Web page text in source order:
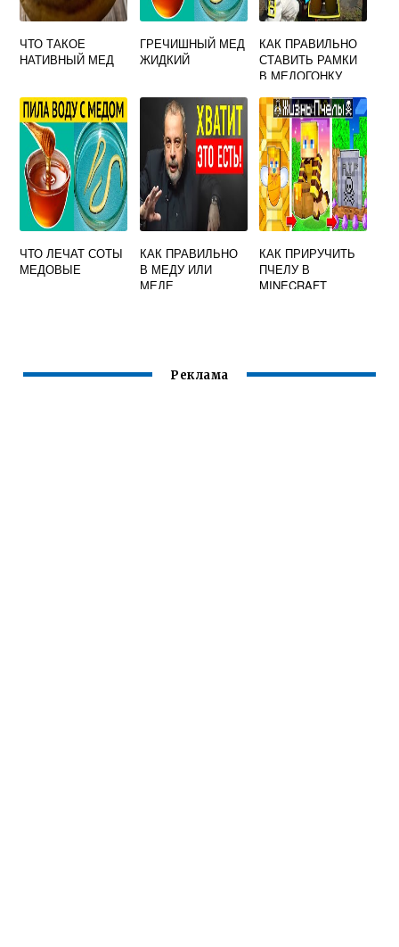
ЧТО ТАКОЕ
НАТИВНЫЙ МЕД
ГРЕЧИШНЫЙ МЕД
ЖИДКИЙ
КАК ПРАВИЛЬНО
СТАВИТЬ РАМКИ
В МЕДОГОНКУ
МЕДА
ЧТО ЛЕЧАТ СОТЫ
МЕДОВЫЕ
КАК ПРАВИЛЬНО
В МЕДУ ИЛИ
МЕДЕ
КАК ПРИРУЧИТЬ
ПЧЕЛУ В
MINECRAFT
Реклама